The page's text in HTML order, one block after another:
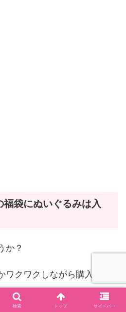
袋にぬいぐるみは入
か？
ワクワクしながら購入する
検索 トップ サイドバー